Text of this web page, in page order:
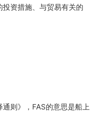
资措施、与贸易有关的
则》，FAS的意思是船上